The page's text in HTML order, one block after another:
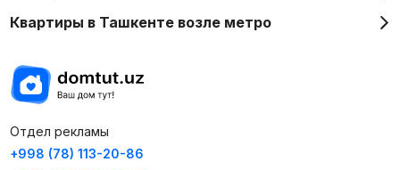
Квартиры в Ташкенте возле метро
Отдел рекламы
+998 (78) 113-20-86